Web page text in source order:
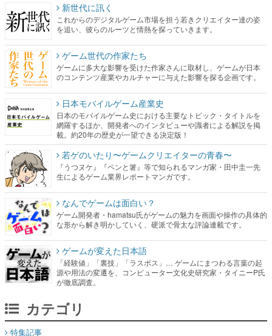
新世代に訊く
これからのデジタルゲーム市場を担う若きクリエイター達の姿
を追い、彼らのルーツと情熱を探っていきます。
ゲーム世代の作家たち
ゲームに多大な影響を受けた作家さんに取材し、ゲームが日本
のコンテンツ産業やカルチャーに与えた影響を探る企画です。
日本モバイルゲーム産業史
日本のモバイルゲーム史における主要なトピック・タイトルを
網羅するほか、開発者へのインタビューや識者による解説を掲
載。約20年の歴史が一望できる決定版！
若ゲのいたり〜ゲームクリエイターの青春〜
『うつヌケ』『ペンと箸』等で知られるマンガ家・田中圭一先
生によるゲーム業界レポートマンガです。
なんでゲームは面白い？
ゲーム開発者・hamatsu氏がゲームの魅力を画面や操作の具体的
な形から解き明かしていく、硬派で骨太な評論連載です。
ゲームが変えた日本語
「経験値」「裏技」「ラスボス」… ゲームにまつわる言葉の起
源や用法の変遷を、コンピューター文化史研究家・タイニーP氏
が徹底調査。
カテゴリ
特集記事